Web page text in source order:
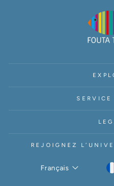
SERVICE
REJOIGNEZ
LANGUE
Français